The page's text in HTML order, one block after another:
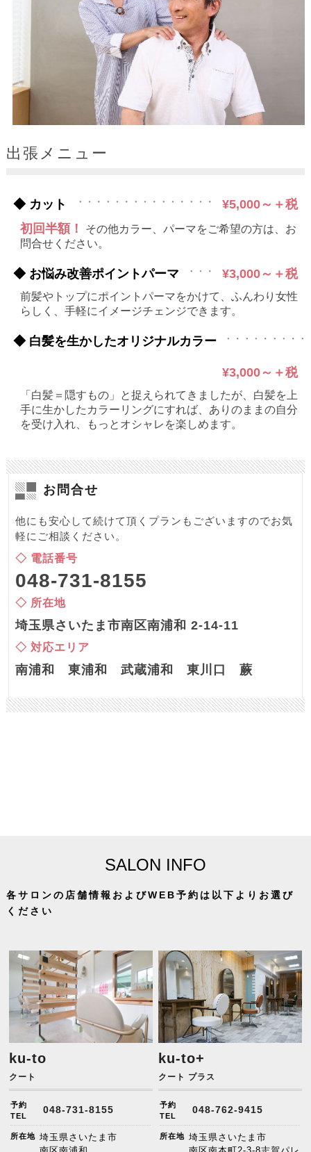
出張メニュー
◆ カット
¥5,000～＋税
初回半額！
その他カラー、パーマをご希望の方は、お
問合せください。
◆ お悩み改善ポイントパーマ ¥3,000～＋税
前髪やトップにポイントパーマをかけて、ふんわり女性
らしく、手軽にイメージチェンジできます。
◆ 白髪を生かしたオリジナルカラー
¥3,000～＋税
「白髪＝隠すもの」と捉えられてきましたが、白髪を上
手に生かしたカラーリングにすれば、ありのままの自分
を受け入れ、もっとオシャレを楽しめます。
お問合せ
他にも安心して続けて頂くプランもございますのでお気
軽にご相談ください。
◇ 電話番号
048-731-8155
◇ 所在地
埼玉県さいたま市南区南浦和 2-14-11
◇ 対応エリア
南浦和 東浦和 武蔵浦和 東川口 蕨
SALON INFO
各サロンの店舗情報およびWEB予約は以下よりお選び
ください
ku-to
クート
予約
TEL
048-731-8155
所在地 埼玉県さいたま市
ku-to+
クート プラス
予約
TEL
048-762-9415
所在地 埼玉県さいたま市